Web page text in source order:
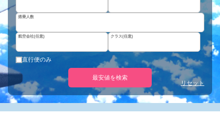
搭乗人数
航空会社(任意) クラス(任意)
直行便のみ
最安値を検索
リセット